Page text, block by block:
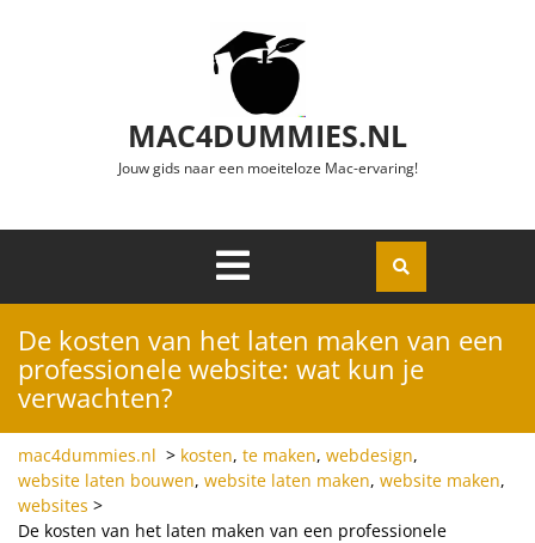
MAC4DUMMIES.NL
Jouw gids naar een moeiteloze Mac-ervaring!
Openen
De kosten van het laten maken van een
professionele website: wat kun je
verwachten?
mac4dummies.nl > kosten, te maken, webdesign,
website laten bouwen, website laten maken, website maken,
websites >
De kosten van het laten maken van een professionele